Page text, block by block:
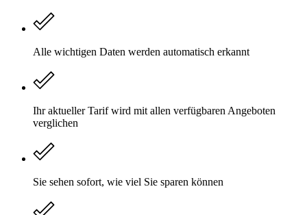
Alle wichtigen Daten werden automatisch erkannt
Ihr aktueller Tarif wird mit allen verfügbaren Angeboten
verglichen
Sie sehen sofort, wie viel Sie sparen können